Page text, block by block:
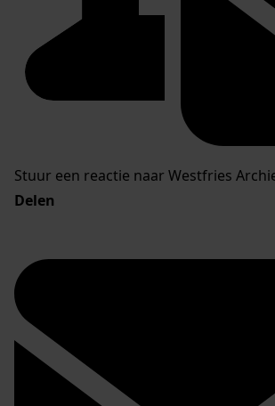
Stuur een reactie naar Westfries
Delen